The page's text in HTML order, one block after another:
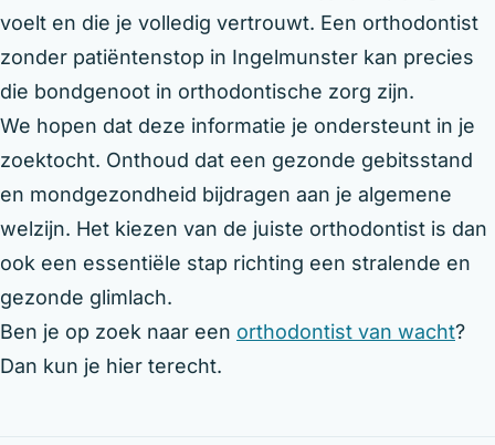
voelt en die je volledig vertrouwt. Een orthodontist
zonder patiëntenstop in Ingelmunster kan precies
die bondgenoot in orthodontische zorg zijn.
We hopen dat deze informatie je ondersteunt in je
zoektocht. Onthoud dat een gezonde gebitsstand
en mondgezondheid bijdragen aan je algemene
welzijn. Het kiezen van de juiste orthodontist is dan
ook een essentiële stap richting een stralende en
gezonde glimlach.
Ben je op zoek naar een orthodontist van wacht?
Dan kun je hier terecht.